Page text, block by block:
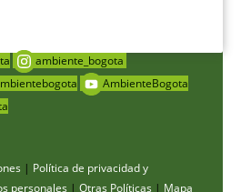
ambiente_bogota
AmbienteBogota
| Política de privacidad y
personales | Otras Políticas | Mapa